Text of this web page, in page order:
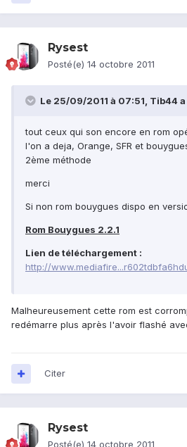
Rysest
Posté(e) 14 octobre 2011
Le 25/09/2011 à 07:51, Tib44
tout ceux qui son encore en rom
l'on a deja, Orange, SFR et
2ème méthode
merci
Si non rom bouygues dispo en
Rom Bouygues 2.2.1
Lien de téléchargement :
http://
Malheureusement cette rom est
redémarre plus après l'avoir flashé
Citer
Rysest
Posté(e) 14 octobre 2011